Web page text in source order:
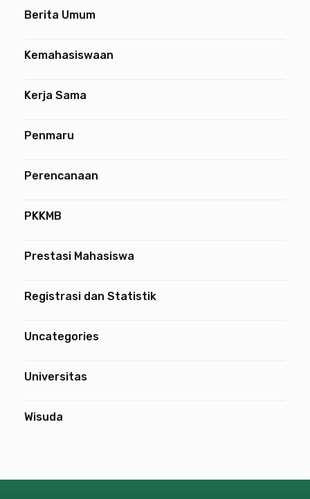
Berita Umum
Kemahasiswaan
Kerja Sama
Penmaru
Perencanaan
PKKMB
Prestasi Mahasiswa
Registrasi dan Statistik
Uncategories
Universitas
Wisuda